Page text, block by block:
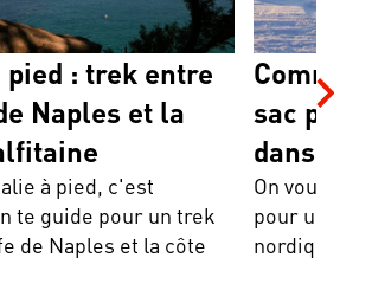
: trek entre
Naples et la
à pied, c'est
te guide pour un trek
de Naples et la côte
sac
dans les
On vous
pour une
nordiques.